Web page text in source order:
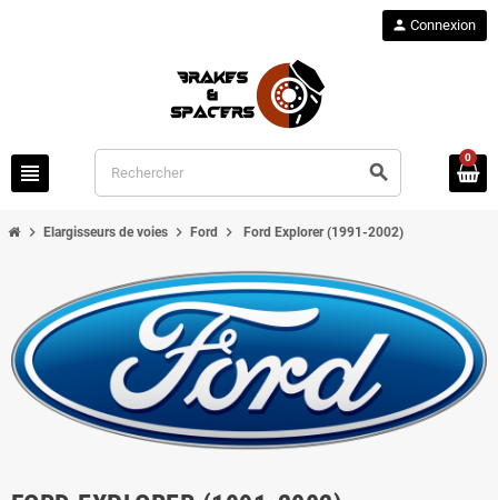
view_headline search
person Connexion
0
chevron_right Elargisseurs de voies chevron_right Ford chevron_right Ford Explorer (1991-2002)